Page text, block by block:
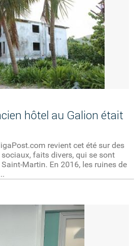
hôtel au Galion était
revient cet été sur des
faits divers, qui se sont
Martin. En 2016, les ruines de